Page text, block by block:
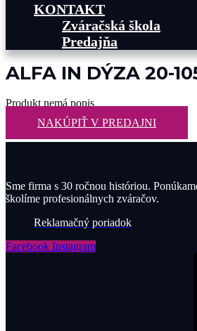
KONTAKT
Zváračská škola
Predajňa
ALFA IN DÝZA 20-
Produkt nemá popis
NAKÚPIŤ V PREDAJNI
Sme firma s 30 ročnou históriou.
školíme profesionálnych zváračov.
Reklamačný poriadok
Facebook Instagram